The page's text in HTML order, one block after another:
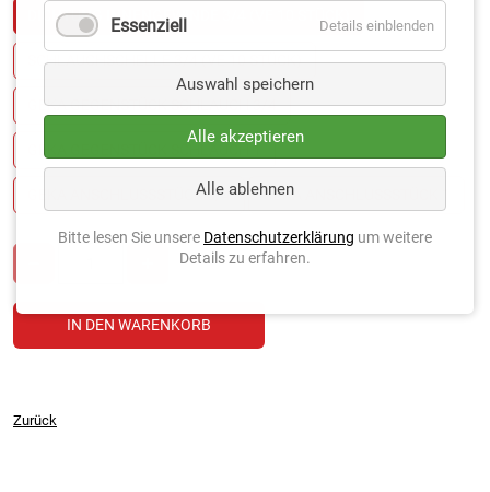
DICHTUNG INNENGEWINDE 3/4 (VE 10 STÜCK)
SCHLAUCHSCHELLE 3/4 (VE 10 STÜCK)
GEKA GEGENSTÜCK SCHLAUCH 3/4
GEKA GEGENSTÜCK SCHLAUCH 1
GEKA ANSCHLUSSSTÜCK 3/4 GEKA ANSCHLUSSSTÜCK 1
Zurück
Essenziell Details einblenden
Auswahl speichern
Alle akzeptieren
Alle ablehnen
Bitte lesen Sie unsere Datenschutzerklärung um weitere
Details zu erfahren.